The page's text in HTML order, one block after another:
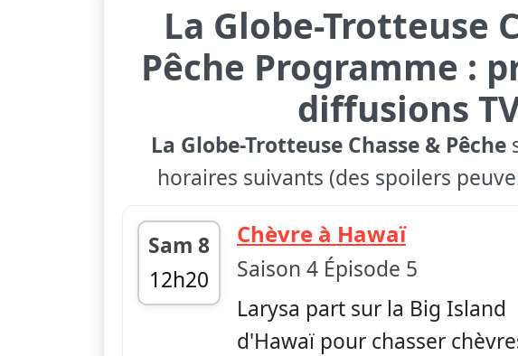
La Globe-Trotteuse
Pêche Programme :
diffusions
La Globe-Trotteuse Chasse & Pêche
horaires suivants (des spoilers
Sam 8
12h20
fin 12h42
Chèvre à Hawaï— La
Saison 4 Épisode 5
Larysa part sur la Big Island
d'Hawaï pour chasser